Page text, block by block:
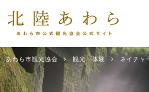
あわら市観光協会 観光・体験 ネイチャ